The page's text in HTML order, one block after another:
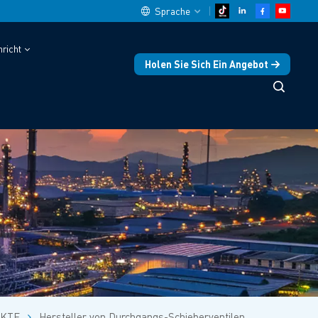
Sprache
English
español
Deutsch
العربية
русский
français
português
Holen Sie Sich Ein Angebot